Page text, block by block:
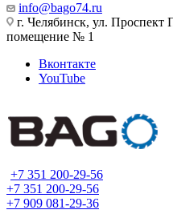
info@bago74.ru
г. Челябинск, ул.
помещение № 1
Вконтакте
YouTube
+7 351 200-29-56
+7 351 200-29-56
+7 909 081-29-36